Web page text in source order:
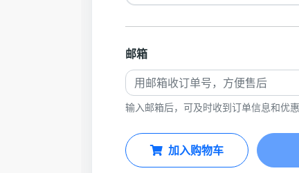
邮箱
输入邮箱后，可及时收到订单信息和优惠
加入购物车